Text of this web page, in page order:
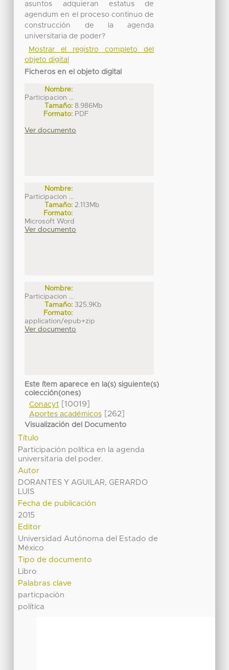
asuntos adquieran estatus de
agendum en el proceso continuo de
construcción de la agenda
universitaria de poder?
Mostrar el registro completo del
objeto digital
Ficheros en el objeto digital
Nombre:
Participacion ...
Tamaño: 8.986Mb
Formato: PDF
Ver documento
Nombre:
Participacion ...
Tamaño: 2.113Mb
Formato:
Microsoft Word
Ver documento
Nombre:
Participacion ...
Tamaño: 325.9Kb
Formato:
application/epub+zip
Ver documento
Este ítem aparece en la(s) siguiente(s)
colección(ones)
Conacyt[10019]
Aportes académicos[262]
Visualización del Documento
Título
Participación política en la agenda
universitaria del poder.
Autor
DORANTES Y AGUILAR, GERARDO
LUIS
Fecha de publicación
2015
Editor
Universidad Autónoma del Estado de
México
Tipo de documento
Libro
Palabras clave
particpación
política